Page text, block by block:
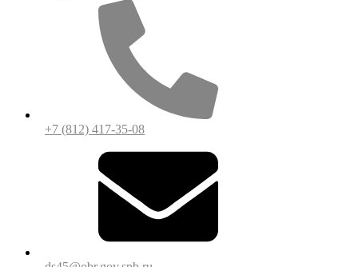
+7 (812) 417-35-08